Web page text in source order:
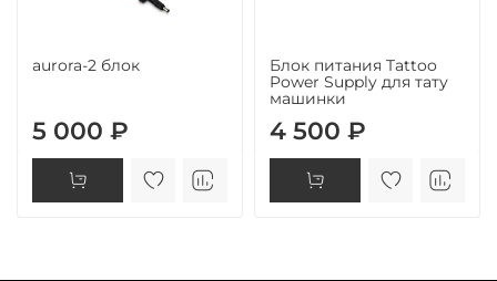
aurora-2 блок
5 000 ₽
Блок питания Tattoo
Power Supply для тату
машинки
4 500 ₽